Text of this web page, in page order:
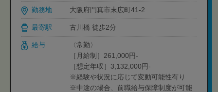
勤務地 大阪府門真市末広町41-2
最寄駅 古川橋 徒歩2分
給与
〈常勤〉
［月給制］261,000円-
［想定年収］3,132,000円-
※経験や状況に応じて変動可能性有り
※中途の場合、前職給与保障制度が可能